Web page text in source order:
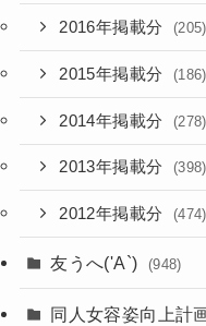
2016年掲載分 (205)
2015年掲載分 (186)
2014年掲載分 (278)
2013年掲載分 (398)
2012年掲載分 (474)
友うへ('A`) (948)
同人女容姿向上計